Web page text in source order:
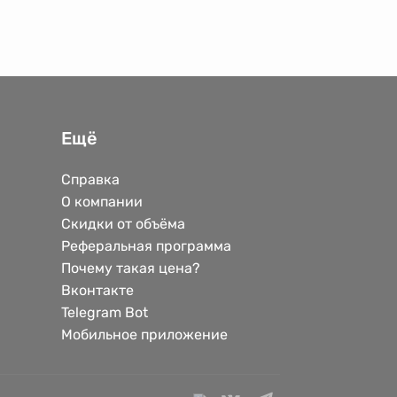
Ещё
Справка
О компании
Скидки от объёма
Реферальная программа
Почему такая цена?
Вконтакте
Telegram Bot
Мобильное приложение